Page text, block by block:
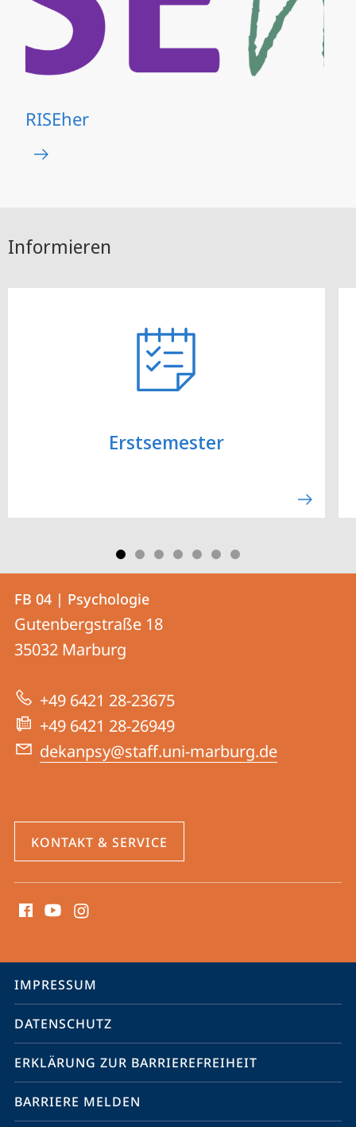
RISEher
Informieren
Erstsemester
Kontakt
und
Informationen
zur
Website
Kontaktinformationen
FB
04
Psychologie
FB 04 | Psychologie
Gutenbergstraße 18
35032 Marburg
+49 6421 28-23675
+49 6421 28-26949
dekanpsy@staff.uni-marburg.de
KONTAKT & SERVICE
Media
Service-
Navigation
IMPRESSUM
DATENSCHUTZ
ERKLÄRUNG ZUR BARRIEREFREIHEIT
BARRIERE MELDEN